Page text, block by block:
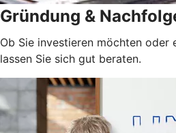
Gründung &
Ob Sie investieren möchten
lassen Sie sich gut beraten.